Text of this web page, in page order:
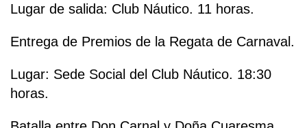
Lugar de salida: Club Náutico. 11 horas.
Entrega de Premios de la Regata de Carnaval.
Lugar: Sede Social del Club Náutico. 18:30
horas.